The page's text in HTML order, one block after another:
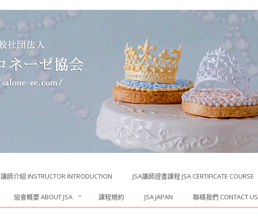
講師介紹 INSTRUCTOR INTRODUCTION JSA講師證書課程 JSA CERTIFICATE COURSE
協會概要 ABOUT JSA 課程規約 JSA JAPAN 聯絡我們 CONTACT US